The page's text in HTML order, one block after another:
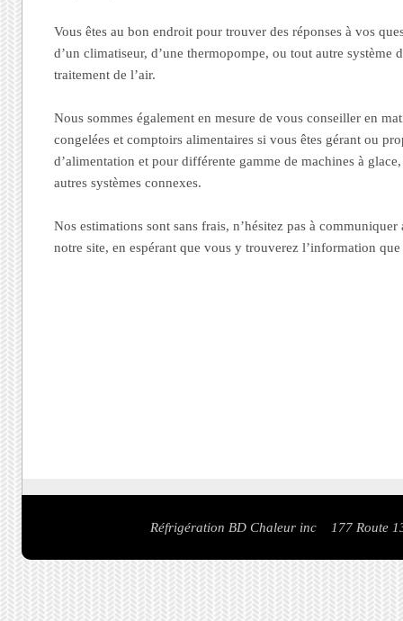
Vous êtes au bon endroit pour trouver des réponses à vos
d’un climatiseur, d’une thermopompe, ou tout autre système
traitement de l’air.
Nous sommes également en mesure de vous conseiller en
congelées et comptoirs alimentaires si vous êtes gérant ou
d’alimentation et pour différente gamme de machines à
autres systèmes connexes.
Nos estimations sont sans frais, n’hésitez pas à
notre site, en espérant que vous y trouverez l’information
Réfrigération BD Chaleur inc 177 Route